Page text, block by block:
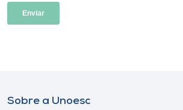
Sobre a Unoesc